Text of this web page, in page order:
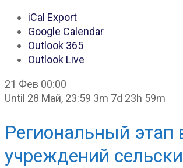
iCal Export
Google Calendar
Outlook 365
Outlook Live
21 Фев 00:00
Until 28 Май, 23:59 3m 7d 23h 59m
Региональный этап
учреждений